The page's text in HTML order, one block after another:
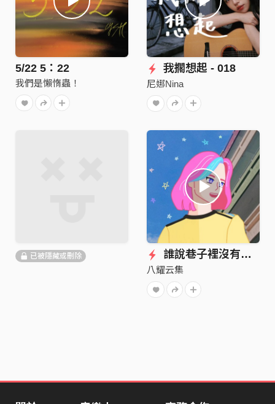
5/22 5：22
我們是懶惰蟲！
我擱想起 - 018
尼娜Nina
已被隱藏或刪除 誰說巷子裡沒有星星
八耀云集